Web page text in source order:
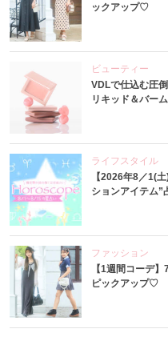
ックアップ♡
ビューティー
VDLで仕込む圧
リキッド＆バー
ライフスタイル
【2026年8／1(
ションアイテム
ファッション
【1週間コーデ
ピックアップ♡